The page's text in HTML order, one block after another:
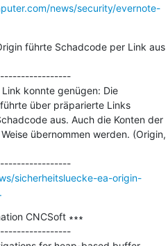
news/security/evernote-
führte Schadcode per Link aus
konnte genügen: Die
über präparierte Links
aus. Auch die Konten der
übernommen werden. (Origin,
---------------------------------------------
sicherheitsluecke-ea-origin-
CNCSoft ∗∗∗